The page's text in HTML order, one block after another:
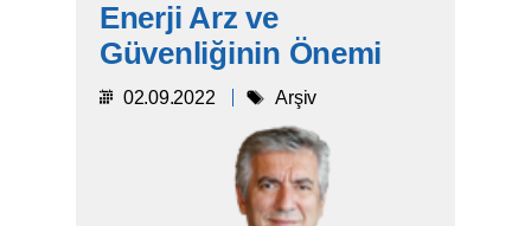
Enerji Arz ve
Güvenliğinin Önemi
02.09.2022 Arşiv